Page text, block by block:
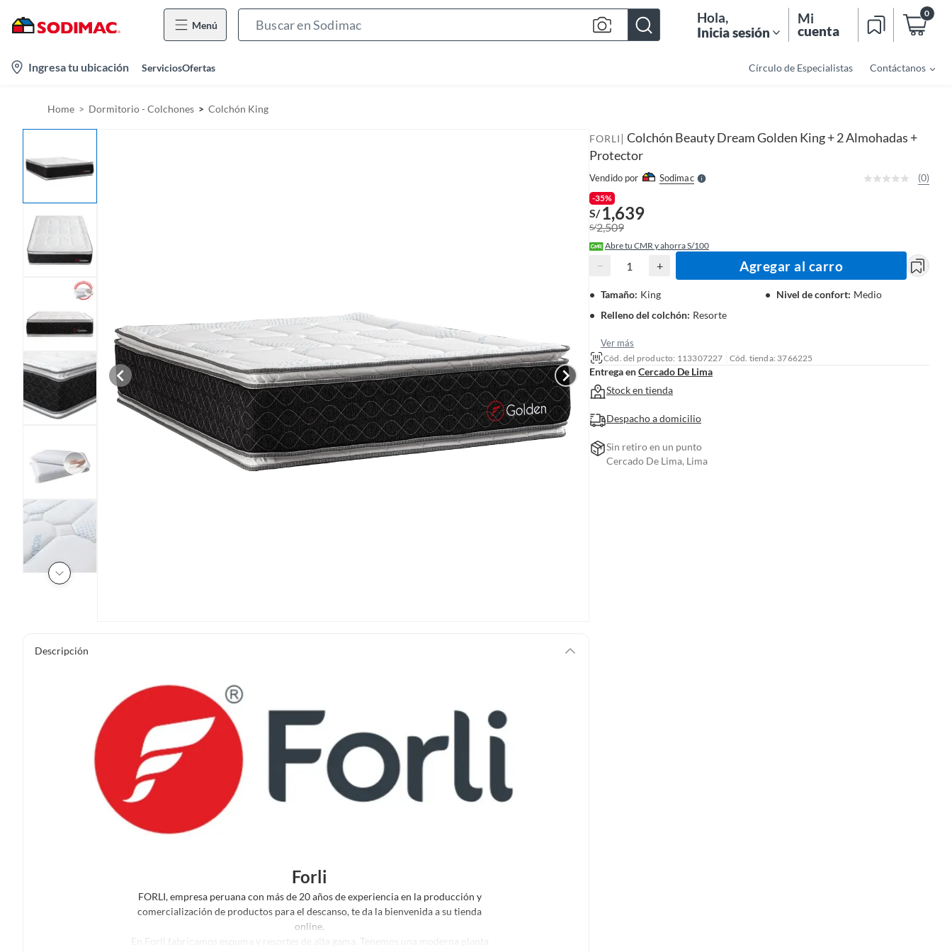
Menú Hola,
Inicia sesión
Mi
cuenta
0
Ingresa tu ubicación ServiciosOfertas Círculo de Especialistas Contáctanos
Home Dormitorio - Colchones Colchón King
Descripción
Forli
FORLI, empresa peruana con más de 20 años de experiencia en la producción y
comercialización de productos para el descanso, te da la bienvenida a su tienda
online.
En Forli fabricamos espuma y resortes de alta gama. Tenemos una moderna planta
FORLI | Colchón Beauty Dream Golden King + 2 Almohadas +
Protector
Vendido por SodimacS
e
r
(0)
-35%
S/ 1,639
S/2,509
Abre tu CMR y ahorra S/100
− + Agregar al carro
Tamaño: King Nivel de confort: Medio
Relleno del colchón: Resorte
Ver más
Cód. del producto: 113307227 Cód. tienda: 3766225
Entrega enCercado De Lima
Stock en tienda
Despacho a domicilio
Sin retiro en un punto
Cercado De Lima, Lima